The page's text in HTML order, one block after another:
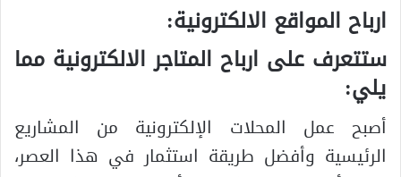
ارباح المواقع الالكترونية:
ستتعرف على ارباح المتاجر الالكترونية مما
يلي:
أصبح عمل المحلات الإلكترونية من المشاريع
الرئيسية وأفضل طريقة استثمار في هذا العصر،